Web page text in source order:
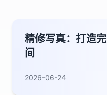
精修写真：打造
间
2026-06-24